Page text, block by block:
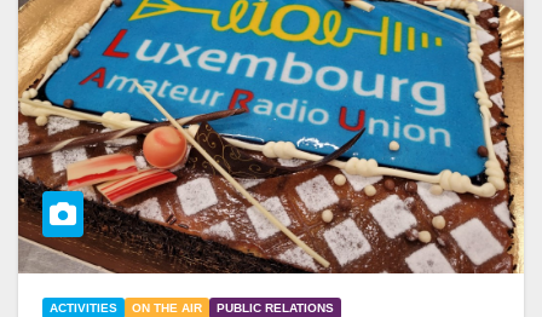
ACTIVITIES ON THE AIR
PUBLIC RELATIONS